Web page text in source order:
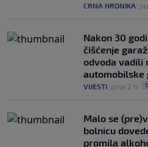
CRNA HRONIKA
Nakon 30
čišćenje
odvoda vadili
automobilske
VIJESTI prije 2 h
Malo se
bolnicu
promila